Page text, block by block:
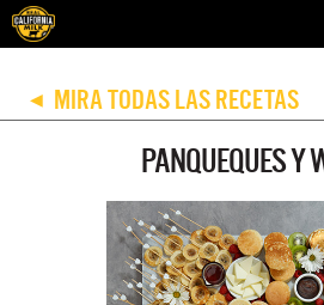
◀ MIRA TODAS LAS RECETAS
PANQUEQUES Y